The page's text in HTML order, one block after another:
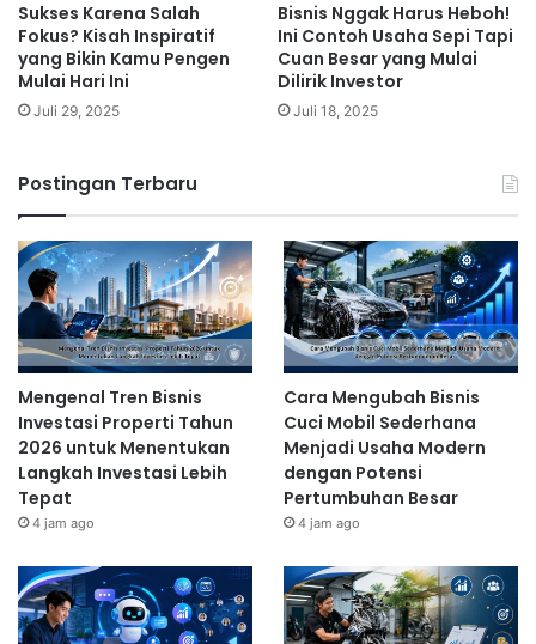
Sukses Karena Salah
Fokus? Kisah Inspiratif
yang Bikin Kamu Pengen
Mulai Hari Ini
Juli 29, 2025
Bisnis Nggak Harus Heboh!
Ini Contoh Usaha Sepi Tapi
Cuan Besar yang Mulai
Dilirik Investor
Juli 18, 2025
Postingan Terbaru
Mengenal Tren Bisnis
Investasi Properti Tahun
2026 untuk Menentukan
Langkah Investasi Lebih
Tepat
4 jam ago
Cara Mengubah Bisnis
Cuci Mobil Sederhana
Menjadi Usaha Modern
dengan Potensi
Pertumbuhan Besar
4 jam ago